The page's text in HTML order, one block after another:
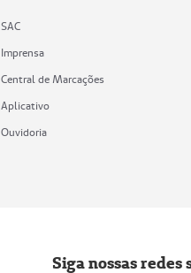
SAC
Imprensa
Central de Marcações
Aplicativo
Ouvidoria
Siga nossas redes